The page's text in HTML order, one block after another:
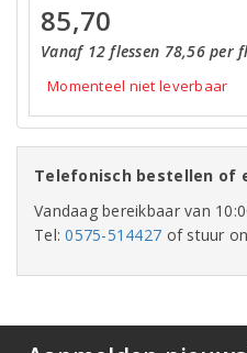
85,70
Vanaf 12 flessen 78,56 per
Momenteel niet leverbaar
Telefonisch bestellen of
Vandaag bereikbaar van
Tel:0575-514427 of stuur